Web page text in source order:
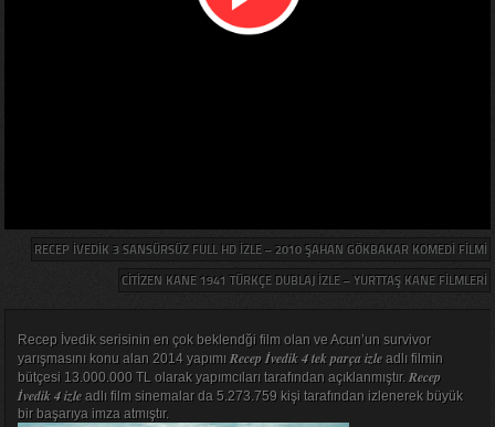
RECEP İVEDIK 3 SANSÜRSÜZ FULL HD IZLE – 2010 ŞAHAN GÖKBAKAR KOMEDI FILMI
CITIZEN KANE 1941 TÜRKÇE DUBLAJ IZLE – YURTTAŞ KANE FILMLERI
Recep İvedik serisinin en çok beklendği film olan ve Acun’un survivor
yarışmasını konu alan 2014 yapımı Recep İvedik 4 tek parça izleadlı filmin
bütçesi 13.000.000 TL olarak yapımcıları tarafından açıklanmıştır. Recep
İvedik 4 izleadlı film sinemalar da 5.273.759 kişi tarafından izlenerek büyük
bir başarıya imza atmıştır.